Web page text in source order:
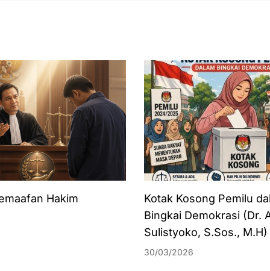
Hakim
Kotak Kosong Pemilu
Bingkai Demokrasi (Dr.
Sulistyoko, S.Sos., M.H)
30/03/2026